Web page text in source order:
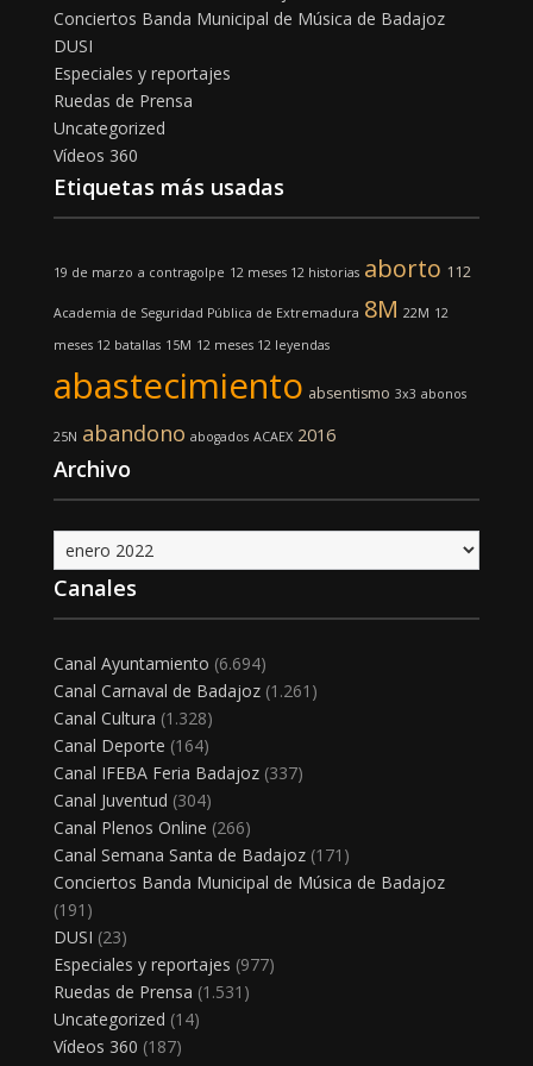
Conciertos Banda Municipal de Música de Badajoz
DUSI
Especiales y reportajes
Ruedas de Prensa
Uncategorized
Vídeos 360
Etiquetas más usadas
19 de marzo a contragolpe 12 meses 12 historias aborto 112
Academia de Seguridad Pública de Extremadura 8M 22M 12
meses 12 batallas 15M 12 meses 12 leyendas
abastecimiento absentismo 3x3 abonos
25N abandono abogados ACAEX 2016
Archivo
Archivo
Canales
Canal Ayuntamiento (6.694)
Canal Carnaval de Badajoz(1.261)
Canal Cultura (1.328)
Canal Deporte (164)
Canal IFEBA Feria Badajoz(337)
Canal Juventud (304)
Canal Plenos Online (266)
Canal Semana Santa de Badajoz(171)
Conciertos Banda Municipal de Música de Badajoz
(191)
DUSI (23)
Especiales y reportajes (977)
Ruedas de Prensa (1.531)
Uncategorized (14)
Vídeos 360 (187)